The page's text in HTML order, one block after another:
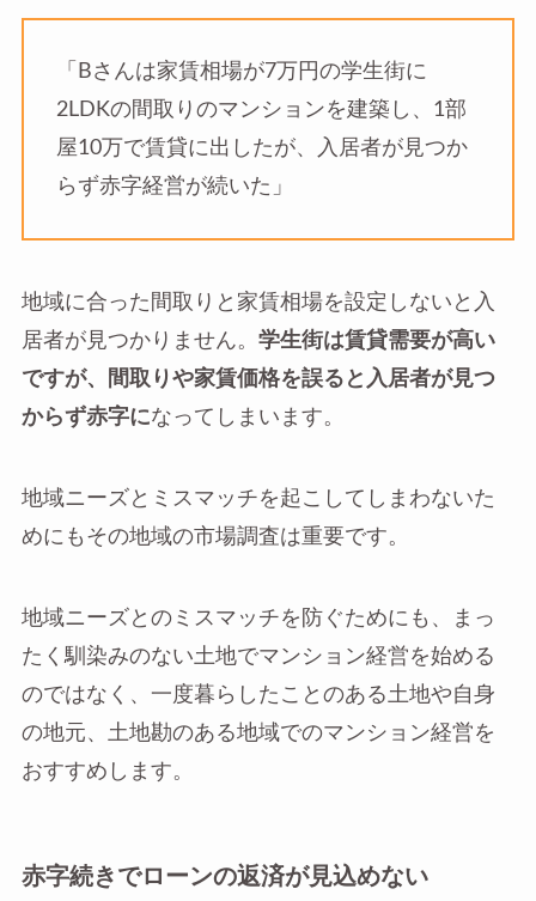
「Bさんは家賃相場が7万円の学生街に
2LDKの間取りのマンションを建築し、1部
屋10万で賃貸に出したが、入居者が見つか
らず赤字経営が続いた」
地域に合った間取りと家賃相場を設定しないと入
居者が見つかりません。 学生街は賃貸需要が高い
ですが、間取りや家賃価格を誤ると入居者が見つ
からず赤字になってしまいます。
地域ニーズとミスマッチを起こしてしまわないた
めにもその地域の市場調査は重要です。
地域ニーズとのミスマッチを防ぐためにも、まっ
たく馴染みのない土地でマンション経営を始める
のではなく、一度暮らしたことのある土地や自身
の地元、土地勘のある地域でのマンション経営を
おすすめします。
赤字続きでローンの返済が見込めない